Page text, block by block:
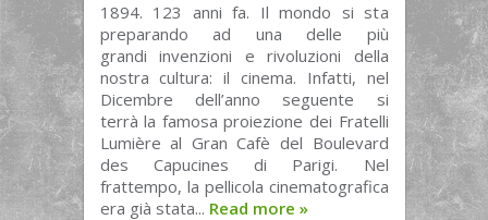
1894. 123 anni fa. Il mondo si sta
preparando ad una delle più
grandi invenzioni e rivoluzioni della
nostra cultura: il cinema. Infatti, nel
Dicembre dell’anno seguente si
terrà la famosa proiezione dei Fratelli
Lumière al Gran Cafè del Boulevard
des Capucines di Parigi. Nel
frattempo, la pellicola cinematografica
era già stata... Read more »